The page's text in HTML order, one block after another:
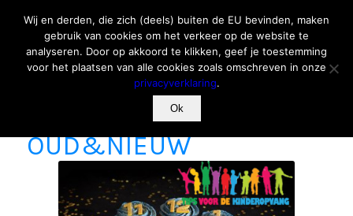
TIPS VOOR HAPJES MET
OUD&NIEUW
Wij en derden, die zich (deels) buiten de EU bevinden, maken
gebruik van cookies om het verkeer op de website te
analyseren. Door op akkoord te klikken, geef je toestemming
voor het plaatsen van alle cookies zoals omschreven in onze
privacyverklaring.
Ok